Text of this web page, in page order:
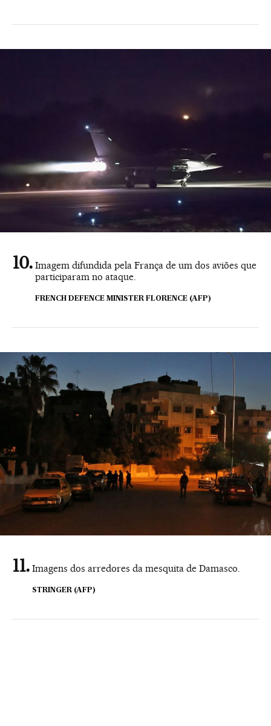
Imagem difundida pela França de um dos aviões que
participaram no ataque.
FRENCH DEFENCE MINISTER FLORENCE (AFP)
Imagens dos arredores da mesquita de Damasco.
STRINGER (AFP)